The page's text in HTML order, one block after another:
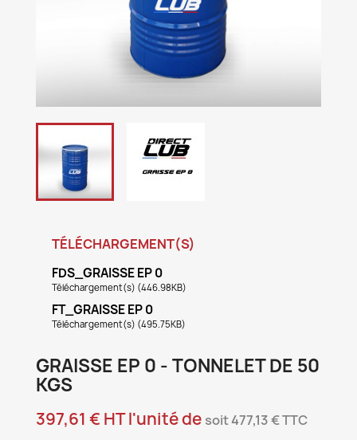
TÉLÉCHARGEMENT(S)
FDS_GRAISSE EP 0
Téléchargement(s) (446.98KB)
FT_GRAISSE EP 0
Téléchargement(s) (495.75KB)
GRAISSE EP 0 - TONNELET DE 50
KGS
397,61 € HT l'unité de soit 477,13 € TTC